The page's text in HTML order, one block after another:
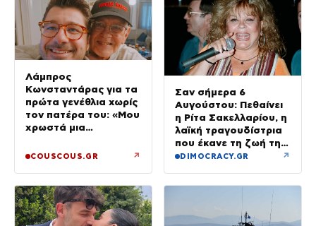
Λάμπρος
Κωνσταντάρας για τα
πρώτα γενέθλια χωρίς
τον πατέρα του: «Μου
χρωστά μια
COUSCOUS.GR ↗
Σαν σήμερα 6
Αυγούστου: Πεθαίνει
η Ρίτα Σακελλαρίου, η
λαϊκή τραγουδίστρια
που έκανε τη ζωή της
τραγούδι
DIMOCRACY.GR ↗